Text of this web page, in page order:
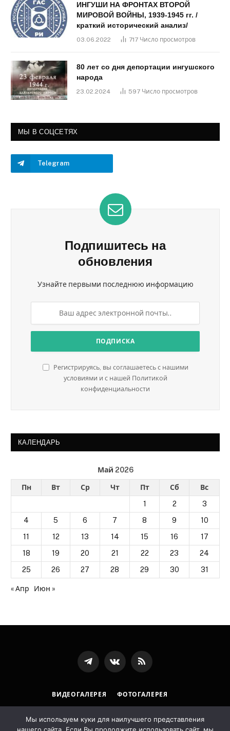
ИНГУШИ НА ФРОНТАХ ВТОРОЙ
МИРОВОЙ ВОЙНЫ, 1939-1945 гг. /
краткий исторический анализ/
03.06.2022 717 Число просмотров
80 лет со дня депортации ингушского
народа
23.02.2024 597 Число просмотров
МЫ В СОЦСЕТЯХ
Telegram
Подпишитесь на
обновления
Узнайте первыми последнюю информацию
Регистрируясь, вы соглашаетесь с нашими
условиями и с нашей Политикой
конфиденциальности
КАЛЕНДАРЬ
Май 2026
Пн Вт Ср Чт Пт Сб
Вс
1
2
3
4
5 6 7 8 9
10
11
12 13 14 15 16
17
18
19 20 21 22 23
24
25
26 27 28 29 30 31
« Апр Июн »
ТелеграммВКонтактеRSS-
ВИДЕОГАЛЕРЕЯ ФОТОГАЛЕРЕЯ
Мы используем куки для наилучшего представления